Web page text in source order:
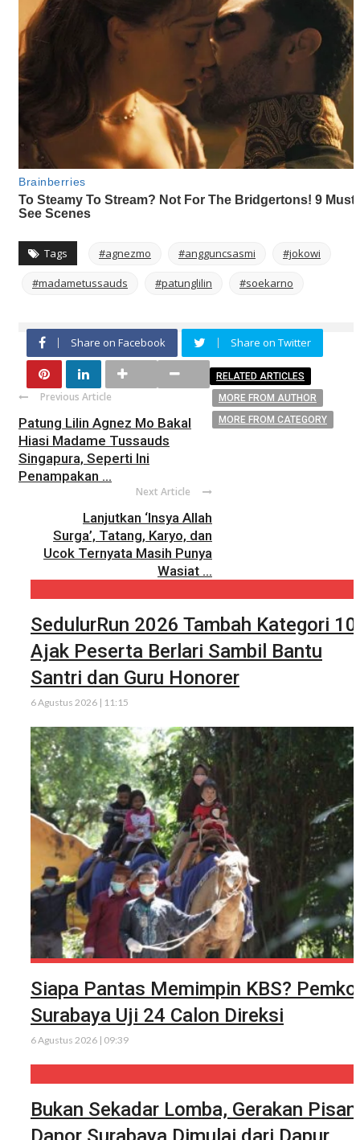
Tags #agnezmo #angguncsasmi #jokowi
#madametussauds #patunglilin #soekarno
Share on Facebook Share on Twitter
Previous Article
Patung Lilin Agnez Mo Bakal
Hiasi Madame Tussauds
Singapura, Seperti Ini
Penampakan ...
Next Article
Lanjutkan ‘Insya Allah
Surga’, Tatang, Karyo, dan
Ucok Ternyata Masih Punya
Wasiat ...
RELATED ARTICLES
MORE FROM AUTHOR
MORE FROM CATEGORY
SedulurRun 2026 Tambah Kategori
Ajak Peserta Berlari Sambil Bantu
Santri dan Guru Honorer
6 Agustus 2026 | 11:15
Siapa Pantas Memimpin KBS?
Surabaya Uji 24 Calon Direksi
6 Agustus 2026 | 09:39
Bukan Sekadar Lomba, Gerakan